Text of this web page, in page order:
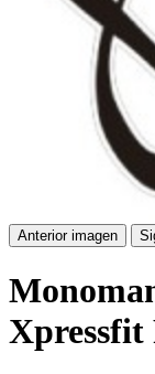
Anterior imagen
Xpressfit